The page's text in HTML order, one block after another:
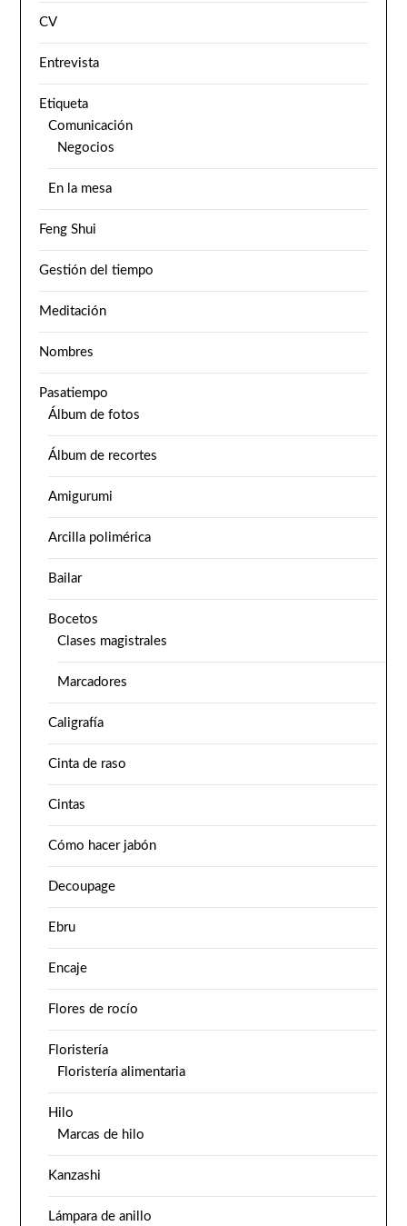
CV
Entrevista
Etiqueta
Comunicación
Negocios
En la mesa
Feng Shui
Gestión del tiempo
Meditación
Nombres
Pasatiempo
Álbum de fotos
Álbum de recortes
Amigurumi
Arcilla polimérica
Bailar
Bocetos
Clases magistrales
Marcadores
Caligrafía
Cinta de raso
Cintas
Cómo hacer jabón
Decoupage
Ebru
Encaje
Flores de rocío
Floristería
Floristería alimentaria
Hilo
Marcas de hilo
Kanzashi
Lámpara de anillo